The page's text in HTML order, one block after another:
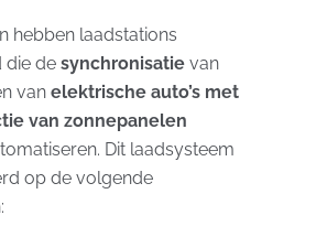
hebben laadstations
die de synchronisatie van
van elektrische auto’s met
van zonnepanelen
Dit laadsysteem
op de volgende